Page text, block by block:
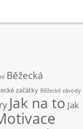
Běžecká
začátky Běžecké závody
Jak na to Jak